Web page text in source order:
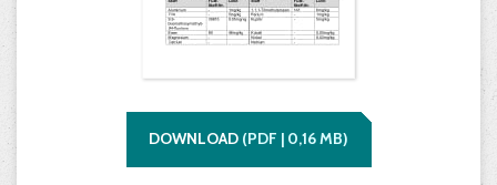
DOWNLOAD (PDF | 0,16MB)